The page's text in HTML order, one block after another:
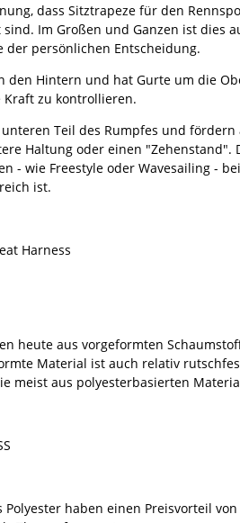
dass Sitztrapeze für den
Im Großen und Ganzen ist dies
der persönlichen Entscheidung.
den Hintern und hat Gurte um die
zu kontrollieren.
Teil des Rumpfes und
Haltung oder einen "Zehenstand".
- wie Freestyle oder Wavesailing -
ist.
heute aus vorgeformten
Material ist auch relativ
meist aus polyesterbasierten
haben einen Preisvorteil